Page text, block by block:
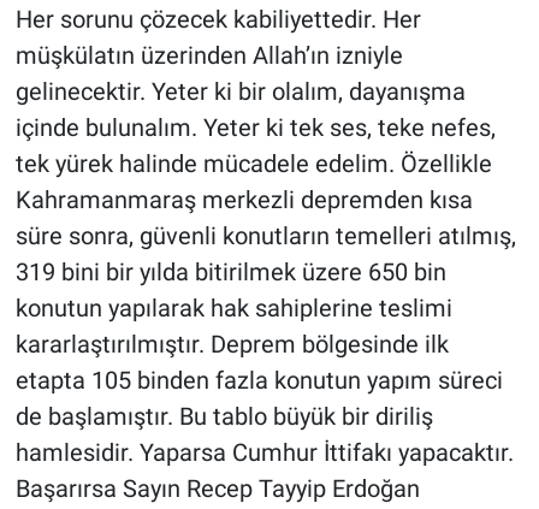
Her sorunu çözecek kabiliyettedir. Her
müşkülatın üzerinden Allah’ın izniyle
gelinecektir. Yeter ki bir olalım, dayanışma
içinde bulunalım. Yeter ki tek ses, teke nefes,
tek yürek halinde mücadele edelim. Özellikle
Kahramanmaraş merkezli depremden kısa
süre sonra, güvenli konutların temelleri atılmış,
319 bini bir yılda bitirilmek üzere 650 bin
konutun yapılarak hak sahiplerine teslimi
kararlaştırılmıştır. Deprem bölgesinde ilk
etapta 105 binden fazla konutun yapım süreci
de başlamıştır. Bu tablo büyük bir diriliş
hamlesidir. Yaparsa Cumhur İttifakı yapacaktır.
Başarırsa Sayın Recep Tayyip Erdoğan